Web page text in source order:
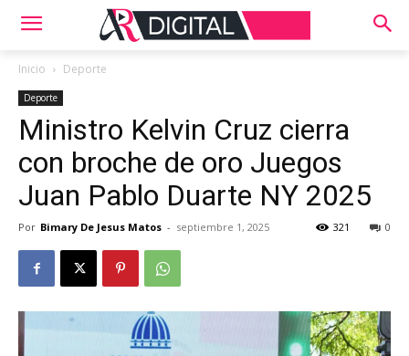
Inicio Deporte
Deporte
Ministro Kelvin Cruz cierra
con broche de oro Juegos
Juan Pablo Duarte NY 2025
Por Bimary De Jesus Matos - septiembre 1, 2025 0
321